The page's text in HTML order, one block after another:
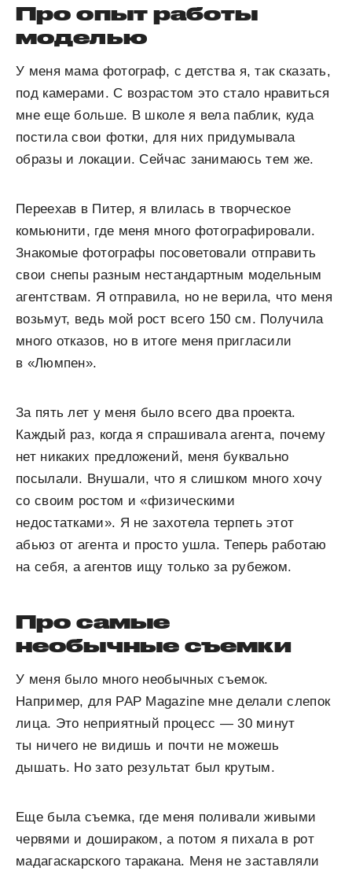
Про опыт работы
моделью
У меня мама фотограф, с детства я, так сказать,
под камерами. С возрастом это стало нравиться
мне еще больше. В школе я вела паблик, куда
постила свои фотки, для них придумывала
образы и локации. Сейчас занимаюсь тем же.
Переехав в Питер, я влилась в творческое
комьюнити, где меня много фотографировали.
Знакомые фотографы посоветовали отправить
свои снепы разным нестандартным модельным
агентствам. Я отправила, но не верила, что меня
возьмут, ведь мой рост всего 150 см. Получила
много отказов, но в итоге меня пригласили
в «Люмпен».
За пять лет у меня было всего два проекта.
Каждый раз, когда я спрашивала агента, почему
нет никаких предложений, меня буквально
посылали. Внушали, что я слишком много хочу
со своим ростом и «физическими
недостатками». Я не захотела терпеть этот
абьюз от агента и просто ушла. Теперь работаю
на себя, а агентов ищу только за рубежом.
Про самые
необычные съемки
У меня было много необычных съемок.
Например, для PAP Magazine мне делали слепок
лица. Это неприятный процесс — 30 минут
ты ничего не видишь и почти не можешь
дышать. Но зато результат был крутым.
Еще была съемка, где меня поливали живыми
червями и дошираком, а потом я пихала в рот
мадагаскарского таракана. Меня не заставляли